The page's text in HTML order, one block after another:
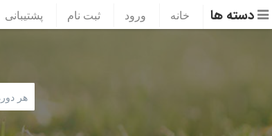
دسته ها خانه ورود ثبت نام پشتیبانی